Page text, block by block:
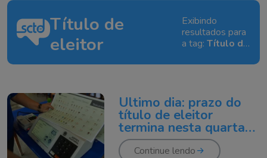
Título de
eleitor
Exibindo
resultados para
a tag: Título de
Último dia: prazo do
título de eleitor
termina nesta quarta-
feira (6)
Continue lendo